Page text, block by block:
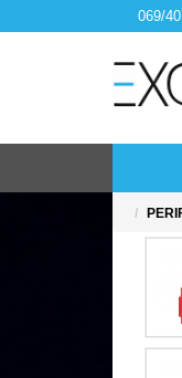
069/